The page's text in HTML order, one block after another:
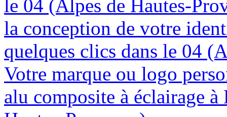
le 04 (Alpes de Hautes-
la conception de votre
quelques clics dans le 04
Votre marque ou logo
alu composite à éclairage